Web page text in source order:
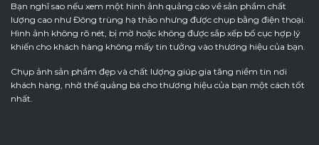
Bạn nghĩ sao nếu xem một hình ảnh quảng cáo về sản phẩm chất
lượng cao như Đông trùng hạ thảo nhưng được chụp bằng điện thoại.
Hình ảnh không rõ nét, bị mờ hoặc không được sắp xếp bố cục hợp lý
khiến cho khách hàng không mấy tin tưởng vào thương hiệu của bạn.
Chụp ảnh sản phẩm đẹp và chất lượng giúp gia tăng niềm tin nơi
khách hàng, nhờ thế quảng bá cho thương hiệu của bạn một cách tốt
nhất.